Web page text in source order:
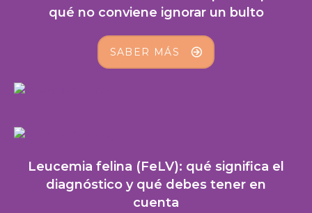
qué no conviene ignorar un bulto
SABER MÁS
Leucemia felina (FeLV): qué significa el
diagnóstico y qué debes tener en
cuenta